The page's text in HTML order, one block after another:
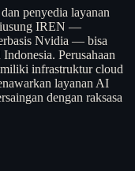
penyedia layanan
IREN —
Nvidia — bisa
Perusahaan
infrastruktur cloud
layanan AI
dengan raksasa